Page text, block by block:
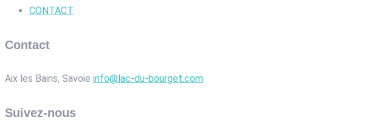
CONTACT
Contact
Aix les Bains, Savoie info@lac-du-bourget.com
Suivez-nous